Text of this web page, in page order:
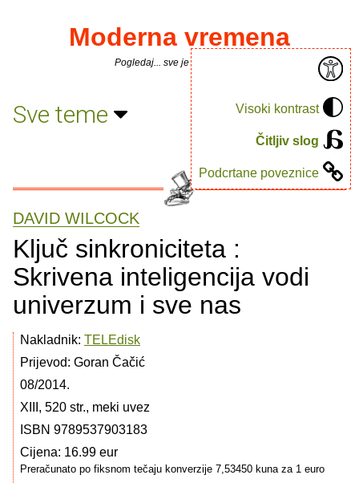
Visoki kontrast
Čitljiv slog
Podcrtane poveznice
Moderna vremena
Pogledaj... sve je puno knjiga.
Sve teme
DAVID WILCOCK
Ključ sinkroniciteta :
Skrivena inteligencija vodi
univerzum i sve nas
Nakladnik: TELEdisk
Prijevod: Goran Čačić
08/2014.
XIII, 520 str., meki uvez
ISBN 9789537903183
Cijena: 16.99 eur
Preračunato po fiksnom tečaju konverzije 7,53450 kuna za 1 euro